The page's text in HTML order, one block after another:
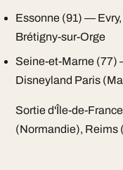
Essonne (91) —
Brétigny-sur-Orge
Seine-et-Marne (77)
Disneyland Paris
Sortie d'Île-de-
(Normandie), Reims